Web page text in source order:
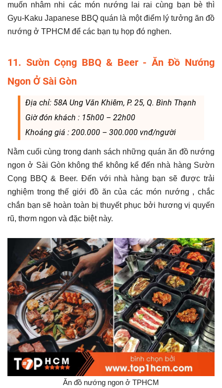
muốn nhâm nhi các món nướng lai rai cùng bạn bè thì
Gyu-Kaku Japanese BBQ quán là một điểm lý tưởng ăn đồ
nướng ở TPHCM để các bạn tụ họp đó nghen.
11. Sườn Cọng BBQ & Beer - Ăn Đồ Nướng
Ngon Ở Sài Gòn
Địa chỉ: 58A Ung Văn Khiêm, P. 25, Q. Bình Thạnh
Giờ đón khách : 15h00 – 22h00
Khoảng giá : 200.000 – 300.000 vnđ/người
Nằm cuối cùng trong danh sách những quán ăn đồ nướng
ngon ở Sài Gòn không thể không kể đến nhà hàng Sườn
Cọng BBQ & Beer. Đến với nhà hàng bạn sẽ được trải
nghiệm trong thế giới đồ ăn của các món nướng , chắc
chắn bạn sẽ hoàn toàn bị thuyết phục bởi hương vị quyến
rũ, thơm ngon và đặc biệt này.
Ăn đồ nướng ngon ở TPHCM